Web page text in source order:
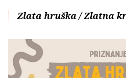
Zlata hruška / Zlatna